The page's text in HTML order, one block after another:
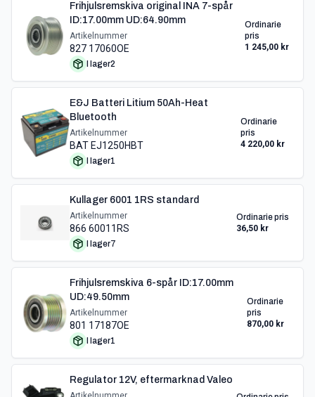
Frihjulsremskiva original INA 7-spår
ID:17.00mm UD:64.90mm
Artikelnummer
827 17060OE
I lager2
Ordinarie
pris
1 245,00 kr
E&J Batteri Litium 50Ah-Heat
Bluetooth
Artikelnummer
BAT EJ1250HBT
I lager1
Ordinarie
pris
4 220,00 kr
Kullager 6001 1RS standard
Artikelnummer
866 60011RS
I lager7
Ordinarie pris
36,50 kr
Frihjulsremskiva 6-spår ID:17.00mm
UD:49.50mm
Artikelnummer
801 17187OE
I lager1
Ordinarie
pris
870,00 kr
Regulator 12V, eftermarknad Valeo